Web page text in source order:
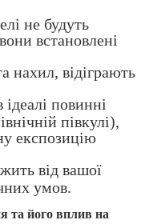
не будуть
встановлені
нахил, відіграють
ідеалі повинні
півкулі),
експозицію
від вашої
умов.
та його вплив на